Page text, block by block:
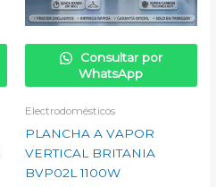
Consultar por
WhatsApp
Electrodomésticos
PLANCHA A VAPOR
VERTICAL BRITANIA
BVP02L 1100W